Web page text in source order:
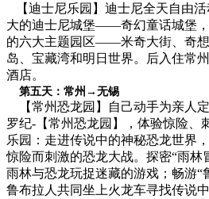
【迪士尼乐园】迪士尼全天自由
大的迪士尼城堡——奇幻童话城堡
的六大主题园区——米奇大街、奇
岛、宝藏湾和明日世界。后入住常
酒店。
第五天：常州→无锡
【常州恐龙园】自己动手为亲人
罗纪-【常州恐龙园】，体验惊险、
乐园：走进传说中的神秘恐龙世界
惊险而刺激的恐龙大战。探密“雨
雨林与恐龙玩捉迷藏的游戏；畅游
鲁布拉人共同坐上火龙车寻找传说